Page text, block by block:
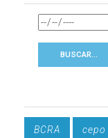
BCRA cepo